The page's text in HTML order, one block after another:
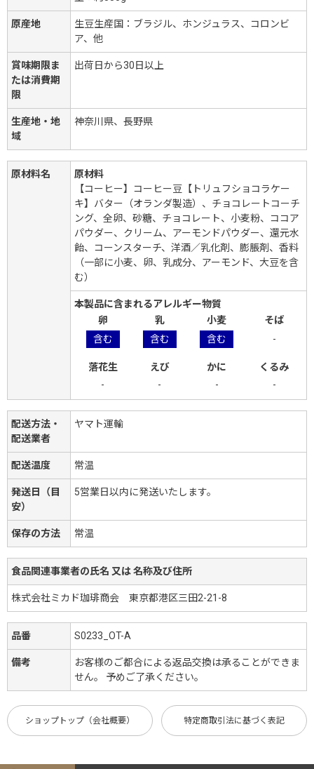
原産地
生豆生産国：ブラジル、ホンジュラス、コロンビ
ア、他
賞味期限ま
たは消費期
限
出荷日から30日以上
生産地・地
域
神奈川県、長野県
原材料名
原材料
【コーヒー】コーヒー豆【トリュフショコラケー
キ】バター（オランダ製造）、チョコレートコーチ
ング、全卵、砂糖、チョコレート、小麦粉、ココア
パウダー、クリーム、アーモンドパウダー、還元水
飴、コーンスターチ、洋酒／乳化剤、膨脹剤、香料
（一部に小麦、卵、乳成分、アーモンド、大豆を含
む）
本製品に含まれるアレルギー物質
卵
乳 小麦
そば
含む
含む 含む -
落花生 えび かに
くるみ
-
- - -
配送方法・
配送業者
ヤマト運輸
配送温度 常温
発送日（目
安）
5営業日以内に発送いたします。
保存の方法 常温
食品関連事業者の氏名 又は 名称及び住所
株式会社ミカド珈琲商会 東京都港区三田2-21-8
品番 S0233_OT-A
備考
お客様のご都合による返品交換は承ることができま
せん。 予めご了承ください。
ショップトップ（会社概要） 特定商取引法に基づく表記